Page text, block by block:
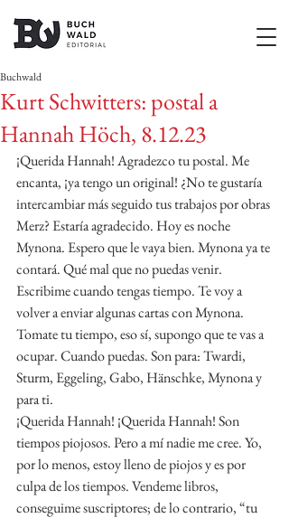
Kurt Schwitters: postal a
Hannah Höch, 8.12.23
Buchwald
¡Querida Hannah! Agradezco tu postal. Me
encanta, ¡ya tengo un original! ¿No te gustaría
intercambiar más seguido tus trabajos por obras
Merz? Estaría agradecido. Hoy es noche
Mynona. Espero que le vaya bien. Mynona ya te
contará. Qué mal que no puedas venir.
Escribime cuando tengas tiempo. Te voy a
volver a enviar algunas cartas con Mynona.
Tomate tu tiempo, eso sí, supongo que te vas a
ocupar. Cuando puedas. Son para: Twardi,
Sturm, Eggeling, Gabo, Hänschke, Mynona y
para ti.
¡Querida Hannah! ¡Querida Hannah! Son
tiempos piojosos. Pero a mí nadie me cree. Yo,
por lo menos, estoy lleno de piojos y es por
culpa de los tiempos. Vendeme libros,
conseguime suscriptores; de lo contrario, “tu